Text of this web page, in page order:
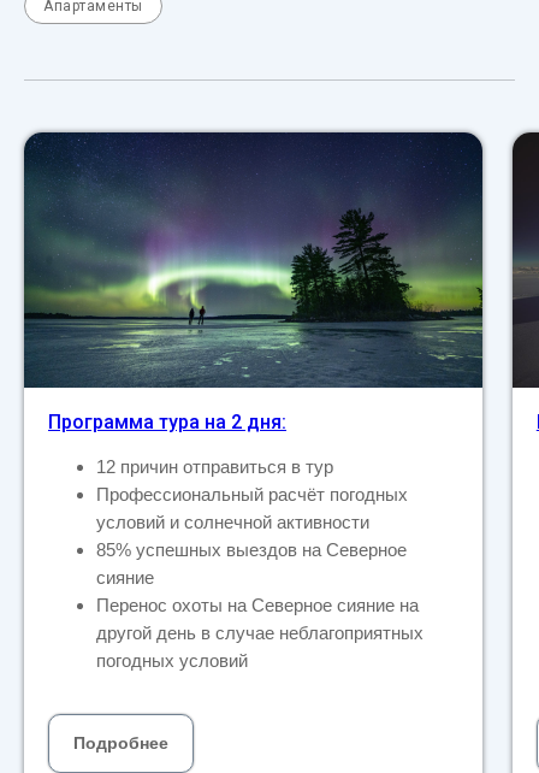
Апартаменты
Программа тура на 2 дня:
12 причин отправиться в тур
Профессиональный расчёт погодных
условий и солнечной активности
85% успешных выездов на Северное
сияние
Перенос охоты на Северное сияние на
другой день в случае неблагоприятных
погодных условий
Подробнее